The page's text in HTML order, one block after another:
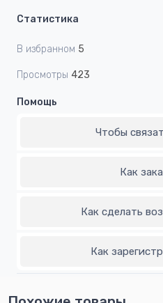
Статистика
В избранном 5
Просмотры 423
Помощь
Чтобы
Как
Как сделать
Как